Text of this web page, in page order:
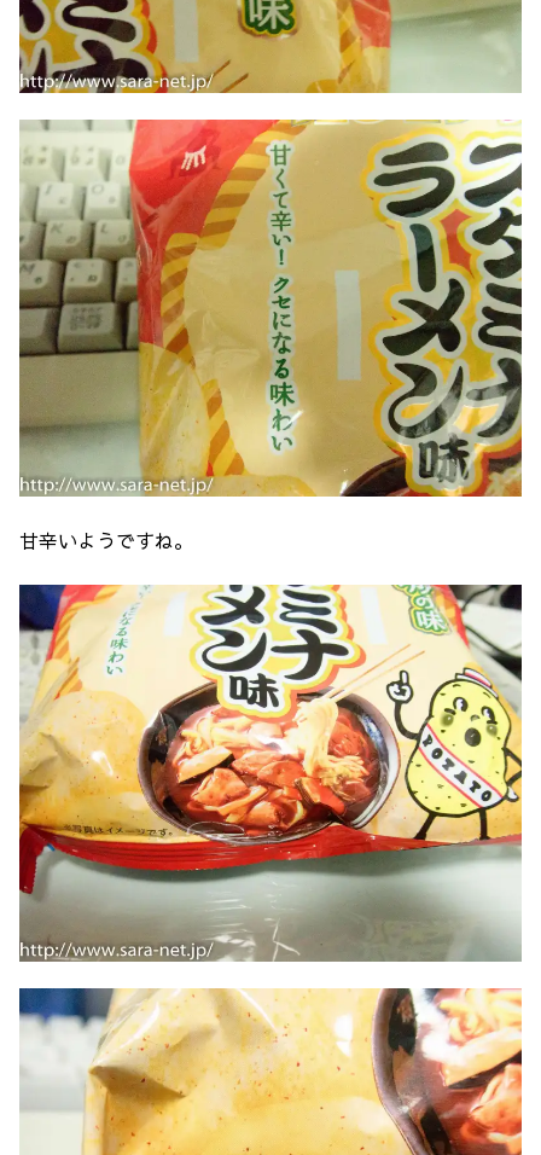
甘辛いようですね。